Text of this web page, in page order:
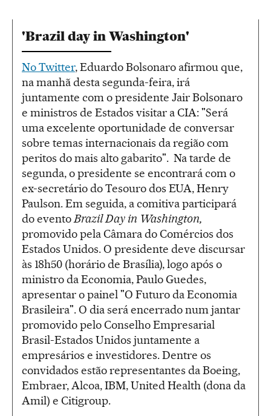
'Brazil day in Washington'
No Twitter, Eduardo Bolsonaro afirmou que,
na manhã desta segunda-feira, irá
juntamente com o presidente Jair Bolsonaro
e ministros de Estados visitar a CIA: "Será
uma excelente oportunidade de conversar
sobre temas internacionais da região com
peritos do mais alto gabarito". Na tarde de
segunda, o presidente se encontrará com o
ex-secretário do Tesouro dos EUA, Henry
Paulson. Em seguida, a comitiva participará
do eventoBrazil Day in Washington,
promovido pela Câmara do Comércios dos
Estados Unidos. O presidente deve discursar
às 18h50 (horário de Brasília), logo após o
ministro da Economia, Paulo Guedes,
apresentar o painel "O Futuro da Economia
Brasileira". O dia será encerrado num jantar
promovido pelo Conselho Empresarial
Brasil-Estados Unidos juntamente a
empresários e investidores. Dentre os
convidados estão representantes da Boeing,
Embraer, Alcoa, IBM, United Health (dona da
Amil) e Citigroup.